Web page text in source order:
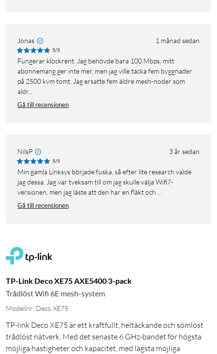
Jonas 1 månad sedan
5/5
Fungerar klockrent. Jag behövde bara 100 Mbps, mitt
abonnemang ger inte mer, men jag ville täcka fem byggnader
på 2500 kvm tomt. Jag ersatte fem äldre mesh-noder som
aldr...
Gå till recensionen
NilsP 3 år sedan
5/5
Min gamla Linksys började fuska, så efter lite research valde
jag dessa. Jag var tveksam till om jag skulle välja Wifi7-
versionen, men jag läste att den har en fläkt och ...
Gå till recensionen
TP-Link Deco XE75 AXE5400 3-pack
Trådlöst Wifi 6E mesh-system
Modellnr: Deco XE75
TP-link Deco XE75 är ett kraftfullt, heltäckande och sömlöst
trådlöst nätverk. Med det senaste 6 GHz-bandet för högsta
möjliga hastigheter och kapacitet, med lägsta möjliga